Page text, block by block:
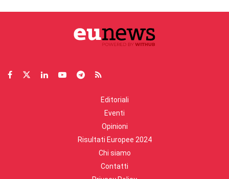
Editoriali
Eventi
Opinioni
Risultati Europee 2024
Chi siamo
Contatti